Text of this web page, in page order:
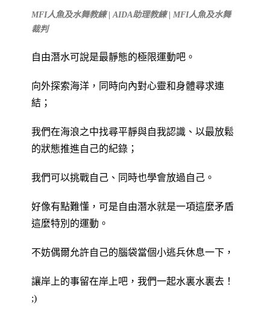
MFI人魚及水舞教練 |AIDA助理教練 | MFI人魚及水舞
裁判
自由潛水可說是最靜態的極限運動吧。
向外探索海洋，同時向內對心靈和身體尋求連
結；
我們在海浪之中找尋平靜與自我認識、以最放鬆
的狀態推進自己的紀錄；
我們可以挑戰自己、同時也學會放過自己。
好像有點難懂，可是自由潛水就是一項這麼矛盾
這麼特別的運動。
不妨偶爾允許自己的腦袋當個小逃兵休息一下，
讓岸上的事留在岸上吧，我們一起水裏水裏去！
;)